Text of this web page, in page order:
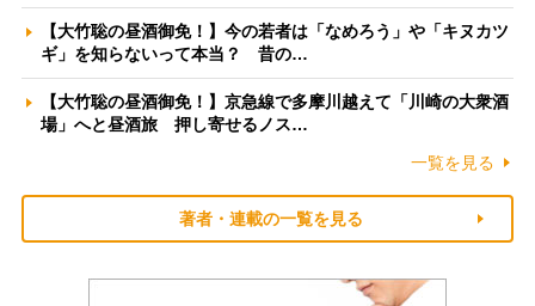
【大竹聡の昼酒御免！】今の若者は「なめろう」や「キヌカツ
ギ」を知らないって本当？ 昔の…
【大竹聡の昼酒御免！】京急線で多摩川越えて「川崎の大衆酒
場」へと昼酒旅 押し寄せるノス…
一覧を見る
著者・連載の一覧を見る